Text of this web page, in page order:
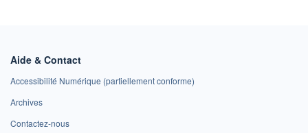
Aide & Contact
Accessibilité Numérique (partiellement conforme)
Archives
Contactez-nous